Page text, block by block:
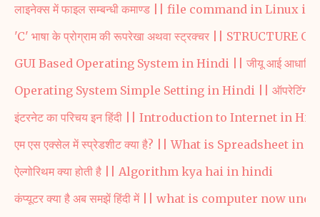
लाइनेक्स में फाइल सम्बन्धी कमाण्ड || file command in Linux
'C' भाषा के प्रोग्राम की रूपरेखा अथवा स्ट्रक्चर || STRUCTURE
GUI Based Operating System in Hindi || जीयू आई आधारित
Operating System Simple Setting in Hindi || ऑपरेटिंग
इंटरनेट का परिचय इन हिंदी || Introduction to Internet in
एम एस एक्सेल में स्प्रेडशीट क्या है? || What is Spreadsheet in
ऐल्गोरिथम क्या होती है || Algorithm kya hai in hindi
कंप्यूटर क्या है अब समझें हिंदी में || what is computer now